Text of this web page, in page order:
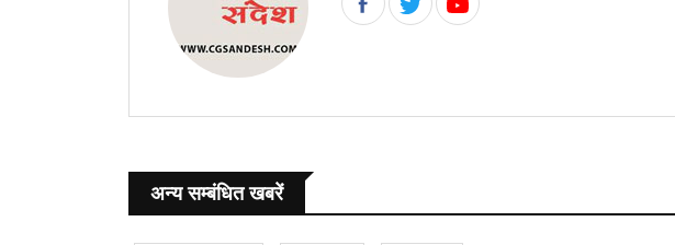
अन्य सम्बंधित खबरें